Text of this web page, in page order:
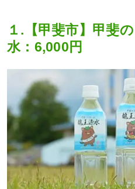
１.【甲斐市】甲斐
水：6,000円